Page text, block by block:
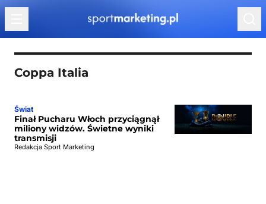
Przejdź do treści
Coppa Italia
Świat
Finał Pucharu Włoch przyciągnął
miliony widzów. Świetne wyniki
transmisji
Redakcja Sport Marketing